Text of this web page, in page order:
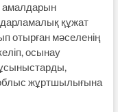
амалдарын
құжат
отырған мәселенің
осынау
облыс жұртшылығына